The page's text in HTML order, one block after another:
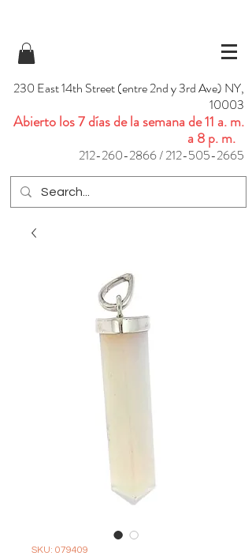
230 East 14th Street (entre 2nd y 3rd Ave) NY,
10003
Abierto los 7 días de la semana de 11 a. m.
a 8 p. m.
212-260-2866/212-505-2665
SKU: 079409